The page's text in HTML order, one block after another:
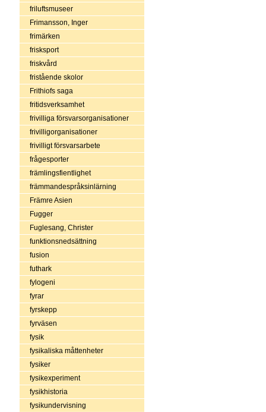
friluftsmuseer
Frimansson, Inger
frimärken
frisksport
friskvård
fristående skolor
Frithiofs saga
fritidsverksamhet
frivilliga försvarsorganisationer
frivilligorganisationer
frivilligt försvarsarbete
frågesporter
främlingsfientlighet
främmandespråksinlärning
Främre Asien
Fugger
Fuglesang, Christer
funktionsnedsättning
fusion
futhark
fylogeni
fyrar
fyrskepp
fyrväsen
fysik
fysikaliska måttenheter
fysiker
fysikexperiment
fysikhistoria
fysikundervisning